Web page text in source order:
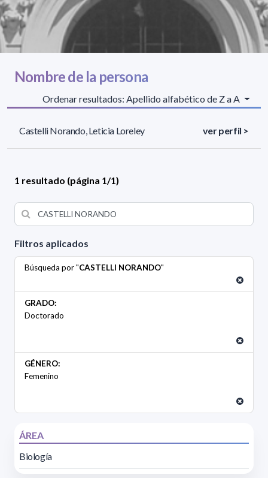
Filtros aplicados
Búsqueda por "CASTELLI NORANDO"
GRADO:
Doctorado
GÉNERO:
Femenino
ÁREA
Biología
Nombre de la persona
Ordenar resultados: Apellido alfabético de Z a A
Castelli Norando, Leticia Loreley ver perfil >
1 resultado (página 1/1)